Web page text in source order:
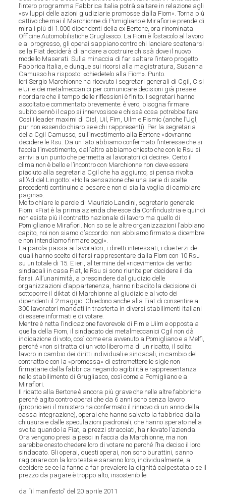
l’intero programma Fabbrica Italia potrà saltare in relazione agli
«sviluppi delle azioni giudiziarie promosse dalla Fiom». Torna più
cattivo che mai il Marchionne di Pomigliano e Mirafiori e prende di
mira i più di 1.000 dipendenti della ex Bertone, ora rinominata
Officine Automobilistiche Grugliasco. La Fiom è l’ostacolo al lavoro
e al progresso, gli operai sappiano contro chi lanciare scatenarsi
se la Fiat deciderà di andare a costruire chissà dove il nuovo
modello Maserati. Sulla minaccia di far saltare l’intero progetto
Fabbrica Italia, e dunque sui ricorsi alla magistratura, Susanna
Camusso ha risposto: «chiedetelo alla Fiom». Punto.
Ieri Sergio Marchionne ha ricevuto i segretari generali di Cgil, Cisl
e Uil e dei metalmeccanici per comunicare decisioni già prese e
ricordare che il tempo delle riflessioni è finito. I segretari hanno
ascoltato e commentato brevemente: è vero, bisogna firmare
subito sennò il capo si innervosisce e chissà cosa potrebbe fare.
Così i leader maximi di Cisl, Uil, Fim, Uilm e Fismic (anche l’Ugl,
pur non essendo chiaro se e chi rappresenti). Per la segretaria
della Cgil Camusso, sull’investimento alla Bertone «dovranno
decidere le Rsu. Da un lato abbiamo confermato l’interesse che si
faccia l’investimento, dall’altro abbiamo chiesto che con le Rsu si
arrivi a un punto che permetta ai lavoratori di decire». Certo il
clima non è bello e l’incontro con Marchionne non deve essere
piaciuto alla segretaria Cgil che ha aggiunto, si pensa rivolta
all’Ad del Lingotto: «Ho la sensazione che una serie di scelte
precedenti continuino a pesare e non ci sia la voglia di cambiare
pagina».
Molto chiare le parole di Maurizio Landini, segretario generale
Fiom: «Fiat è la prima azienda che esce da Confindustria e quindi
non esiste più il contratto nazionale di lavoro ma quello di
Pomigliano e Mirafiori. Non so se le altre organizzazioni l’abbiano
capito, noi non siamo d’accordo: non abbiamo firmato a dicembre
e non intendiamo firmare oggi».
La parola passa ai lavoratori, i diretti interessati, i due terzi dei
quali hanno scelto di farsi rappresentare dalla Fiom con 10 Rsu
su un totale di 15. E ieri, al termine del «ricevimento» dei vertici
sindacali in casa Fiat, le Rsu si sono riunite per decidere il da
farsi. All’unanimità, a prescindere dal giudizio delle
organizzazioni d’appartenenza, hanno ribadito la decisione di
sottoporre il diktat di Marchionne al giudizio e al voto dei
dipendenti il 2 maggio. Chiedono anche alla Fiat di consentire ai
300 lavoratori mandati in trasferta in diversi stabilimenti italiani
di essere informati e di votare.
Mentre è netta l’indicazione favorevole di Fim e Uilm e opposta a
quella della Fiom, il sindacato dei metalmeccanici Cgil non dà
indicazione di voto, così come era avvenuto a Pomigliano e a Melfi,
perché «non si tratta di un voto libero ma di un ricatto, il solito:
lavoro in cambio dei diritti individuali e sindacali, in cambio del
contratto e con la «promessa» di estromettere le sigle non
firmatarie dalla fabbrica negando agibilità e rappresentanza
nello stabilimento di Grugliasco, così come a Pomigliano e a
Mirafiori.
Il ricatto alla Bertone è ancora più grave che nelle altre fabbriche
perché agito contro operai che da 6 anni sono senza lavoro
(proprio ieri il ministero ha confermato il rinnovo di un anno della
cassa integrazione), operai che hanno salvato la fabbrica dalla
chiusura e dalle speculazioni padronali, che hanno sperato nella
svolta quando la Fiat, a prezzi stracciati, ha rilevato l’azienda.
Ora vengono presi a pesci in faccia da Marchionne, ma non
sarebbe onesto chedere loro di votare no perché l’ha deciso il loro
sindacato. Gli operai, questi operai, non sono burattini, sanno
ragionare con la loro testa e saranno loro, individualmente, a
decidere se ce la fanno a far prevalere la dignità calpestata o se il
prezzo da pagare è troppo alto, insostenibile.
da “il manifesto” del 20 aprile 2011